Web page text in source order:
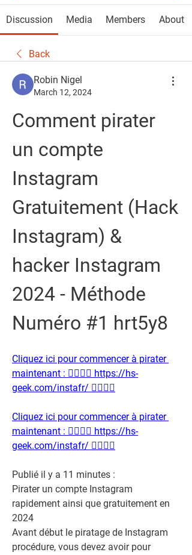
Discussion Media Members About
Back
Robin Nigel
March 12, 2024
Comment pirater
un compte
Instagram
Gratuitement (Hack
Instagram) &
hacker Instagram
2024 - Méthode
Numéro #1 hrt5y8
Cliquez ici pour commencer à pirater
maintenant : 👉🏻👉🏻 https://hs-
geek.com/instafr/ 👈🏻👈🏻
Cliquez ici pour commencer à pirater
maintenant : 👉🏻👉🏻 https://hs-
geek.com/instafr/ 👈🏻👈🏻
Publié il y a 11 minutes :
Pirater un compte Instagram
rapidement ainsi que gratuitement en
2024
Avant début le piratage de Instagram
procédure, vous devez avoir pour